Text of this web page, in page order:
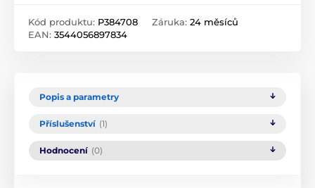
Kód produktu: P384708
EAN: 3544056897834
Záruka: 24 měsíců
Popis a parametry
Příslušenství (1)
Hodnocení (0)